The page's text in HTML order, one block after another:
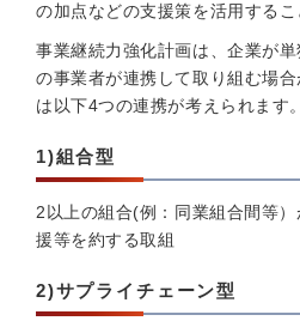
の加点などの支援策を活用するこ
事業継続力強化計画は、企業が
の事業者が連携して取り組む場
は以下4つの連携が考えられます。
1)組合型
2以上の組合(例：同業組合間等
援等を約する取組
2)サプライチェーン型